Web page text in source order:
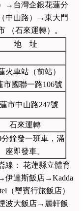
→台灣企銀花蓮分
中山路）→東大門
（石來運轉）。
地 址
火車站（前站）
市國聯一路106號
市中山路247號
石來運轉
分鐘發一班車，滿
座即發車。
線： 花蓮縣立體育
伊達斯飯店→Kadda
（璽賓行旅飯店）
波大飯店→麗軒飯